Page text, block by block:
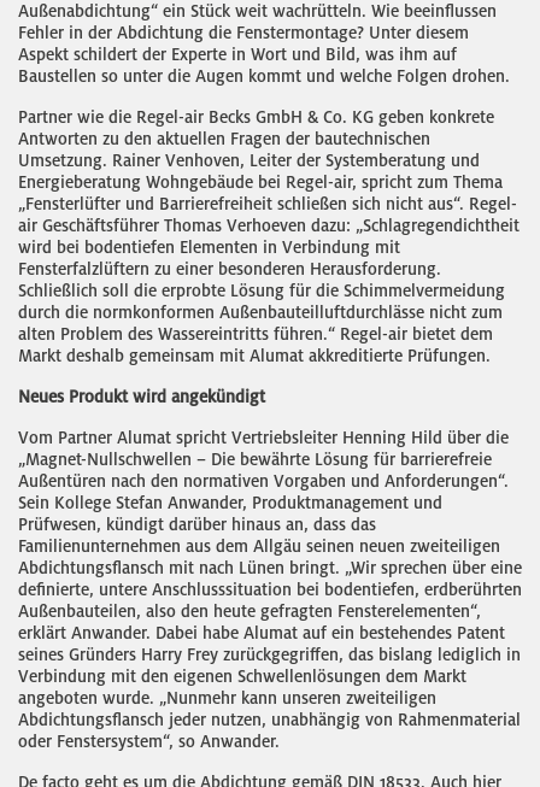
Außenabdichtung“ ein Stück weit wachrütteln. Wie beeinflussen
Fehler in der Abdichtung die Fenstermontage? Unter diesem
Aspekt schildert der Experte in Wort und Bild, was ihm auf
Baustellen so unter die Augen kommt und welche Folgen drohen.
Partner wie die Regel-air Becks GmbH & Co. KG geben konkrete
Antworten zu den aktuellen Fragen der bautechnischen
Umsetzung. Rainer Venhoven, Leiter der Systemberatung und
Energieberatung Wohngebäude bei Regel-air, spricht zum Thema
„Fensterlüfter und Barrierefreiheit schließen sich nicht aus“. Regel-
air Geschäftsführer Thomas Verhoeven dazu: „Schlagregendichtheit
wird bei bodentiefen Elementen in Verbindung mit
Fensterfalzlüftern zu einer besonderen Herausforderung.
Schließlich soll die erprobte Lösung für die Schimmelvermeidung
durch die normkonformen Außenbauteilluftdurchlässe nicht zum
alten Problem des Wassereintritts führen.“ Regel-air bietet dem
Markt deshalb gemeinsam mit Alumat akkreditierte Prüfungen.
Neues Produkt wird angekündigt
Vom Partner Alumat spricht Vertriebsleiter Henning Hild über die
„Magnet-Nullschwellen – Die bewährte Lösung für barrierefreie
Außentüren nach den normativen Vorgaben und Anforderungen“.
Sein Kollege Stefan Anwander, Produktmanagement und
Prüfwesen, kündigt darüber hinaus an, dass das
Familienunternehmen aus dem Allgäu seinen neuen zweiteiligen
Abdichtungsflansch mit nach Lünen bringt. „Wir sprechen über eine
definierte, untere Anschlusssituation bei bodentiefen, erdberührten
Außenbauteilen, also den heute gefragten Fensterelementen“,
erklärt Anwander. Dabei habe Alumat auf ein bestehendes Patent
seines Gründers Harry Frey zurückgegriffen, das bislang lediglich in
Verbindung mit den eigenen Schwellenlösungen dem Markt
angeboten wurde. „Nunmehr kann unseren zweiteiligen
Abdichtungsflansch jeder nutzen, unabhängig von Rahmenmaterial
oder Fenstersystem“, so Anwander.
De facto geht es um die Abdichtung gemäß DIN 18533. Auch hier